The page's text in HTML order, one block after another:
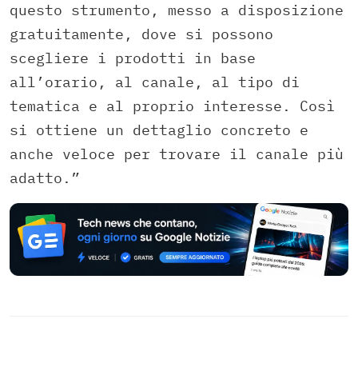
questo strumento, messo a disposizione
gratuitamente, dove si possono
scegliere i prodotti in base
all’orario, al canale, al tipo di
tematica e al proprio interesse. Così
si ottiene un dettaglio concreto e
anche veloce per trovare il canale più
adatto.”